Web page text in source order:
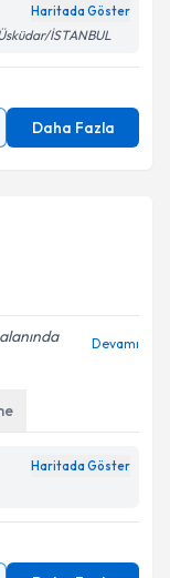
Haritada Göster
İSTANBUL
Daha Fazla
Devamı
Haritada Göster